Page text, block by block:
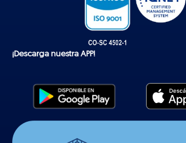
¡Descarga nuestra APP!